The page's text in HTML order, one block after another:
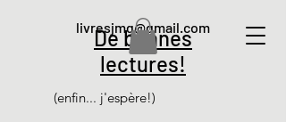
De bonnes
lectures!
(enfin... j'espère!)
livresjmg@gmail.com